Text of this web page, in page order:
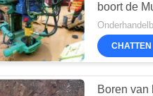
boort de
Druk van
CHATTEN
Boren van